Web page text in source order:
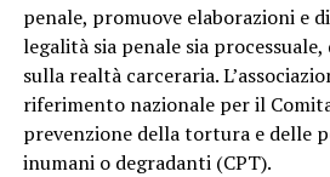
penale, promuove elaborazioni e
legalità sia penale sia
sulla realtà carceraria.
riferimento nazionale per il
prevenzione della tortura e delle
inumani o degradanti (CPT).